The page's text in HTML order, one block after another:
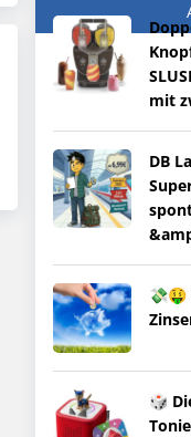
mit
DB
💸🤑
🎲